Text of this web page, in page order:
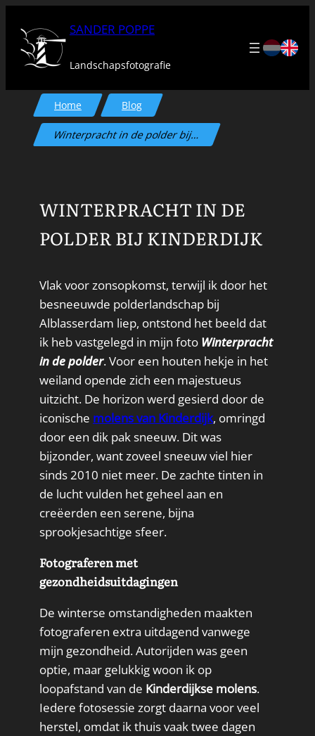
naar
inhoud
SANDER POPPE
Landschapsfotografie
Home Blog
Winterpracht in de polder bij…
WINTERPRACHT IN DE
POLDER BIJ KINDERDIJK
Vlak voor zonsopkomst, terwijl ik door het
besneeuwde polderlandschap bij
Alblasserdam liep, ontstond het beeld dat
ik heb vastgelegd in mijn foto Winterpracht
in de polder. Voor een houten hekje in het
weiland opende zich een majestueus
uitzicht. De horizon werd gesierd door de
iconische molens van Kinderdijk, omringd
door een dik pak sneeuw. Dit was
bijzonder, want zoveel sneeuw viel hier
sinds 2010 niet meer. De zachte tinten in
de lucht vulden het geheel aan en
creëerden een serene, bijna
sprookjesachtige sfeer.
Fotograferen met
gezondheidsuitdagingen
De winterse omstandigheden maakten
fotograferen extra uitdagend vanwege
mijn gezondheid. Autorijden was geen
optie, maar gelukkig woon ik op
loopafstand van de Kinderdijkse molens.
Iedere fotosessie zorgt daarna voor veel
herstel, omdat ik thuis vaak twee dagen